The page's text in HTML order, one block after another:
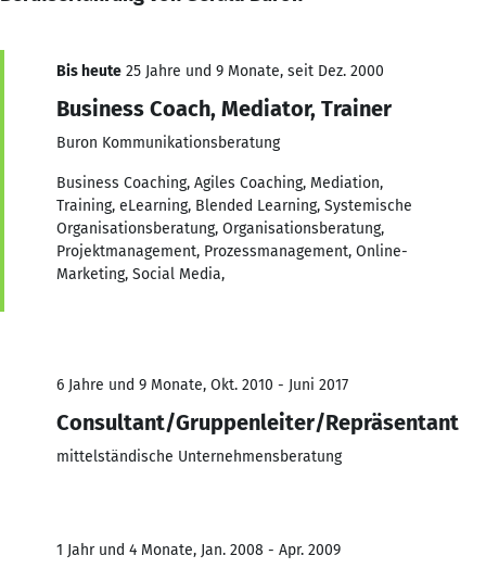
Bis heute 25 Jahre und 9 Monate, seit Dez. 2000
Business Coach, Mediator, Trainer
Buron Kommunikationsberatung
Business Coaching, Agiles Coaching, Mediation,
Training, eLearning, Blended Learning, Systemische
Organisationsberatung, Organisationsberatung,
Projektmanagement, Prozessmanagement, Online-
Marketing, Social Media,
6 Jahre und 9 Monate, Okt. 2010 - Juni 2017
Consultant/Gruppenleiter/Repräsentant
mittelständische Unternehmensberatung
1 Jahr und 4 Monate, Jan. 2008 - Apr. 2009